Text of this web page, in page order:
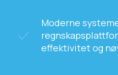
Moderne
effektivitet og